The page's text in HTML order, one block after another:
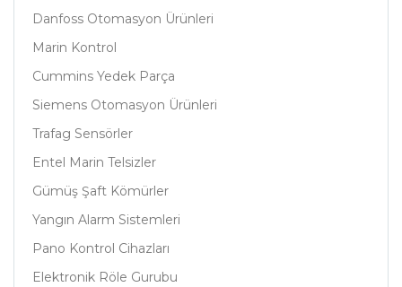
Danfoss Otomasyon Ürünleri
Marin Kontrol
Cummins Yedek Parça
Siemens Otomasyon Ürünleri
Trafag Sensörler
Entel Marin Telsizler
Gümüş Şaft Kömürler
Yangın Alarm Sistemleri
Pano Kontrol Cihazları
Elektronik Röle Gurubu